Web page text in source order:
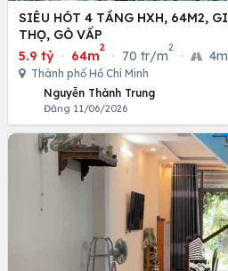
SIÊU HÓT 4 TẦNG HXH, 64M2, GIÁ CHỈ : 5.9 TỶ, LÊ ĐÚC
THỌ, GÒ VẤP
5.9 tỷ · 64m
2
· 70 tr/m
2
· 4m
Thành phố Hồ Chí Minh
Nguyễn Thành Trung
Đăng 11/06/2026